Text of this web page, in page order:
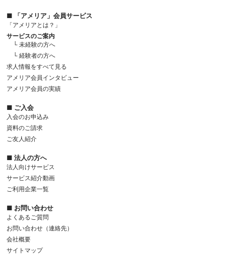
■ 「アメリア」会員サービス
「アメリアとは？」
サービスのご案内
└ 未経験の方へ
└ 経験者の方へ
求人情報をすべて見る
アメリア会員インタビュー
アメリア会員の実績
■ ご入会
入会のお申込み
資料のご請求
ご友人紹介
■ 法人の方へ
法人向けサービス
サービス紹介動画
ご利用企業一覧
■ お問い合わせ
よくあるご質問
お問い合わせ（連絡先）
会社概要
サイトマップ